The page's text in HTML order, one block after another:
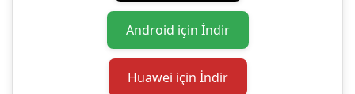
Android için İndir
Huawei için İndir